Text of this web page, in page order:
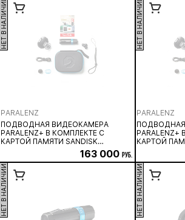
НЕТ В НАЛИЧИИ
PARALENZ
ПОДВОДНАЯ ВИДЕОКАМЕРА
PARALENZ+ В КОМПЛЕКТЕ С
КАРТОЙ ПАМЯТИ SANDISK
EXTREME MICROSD 128 ГБ163 000 руб.
НЕТ В НАЛИЧИИ
PARALENZ
КАРТОЙ
EXTREME
НЕТ В НАЛИЧИИ НЕТ В НАЛИЧИИ